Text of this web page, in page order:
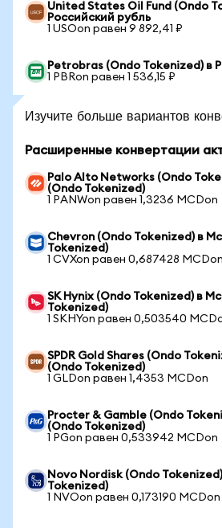
United States Oil Fund (Ondo
Российский рубль
1 USOon равен 9 892,41 ₽
Petrobras (Ondo Tokenized) в
1 PBRon равен 1 536,15 ₽
Изучите больше вариантов
Расширенные конвертации
Palo Alto Networks (Ondo
(Ondo Tokenized)
1 PANWon равен 1,3236 MCDon
Chevron (Ondo Tokenized) в
Tokenized)
1 CVXon равен 0,687428 MCDon
SK Hynix (Ondo Tokenized) в
Tokenized)
1 SKHYon равен 0,503540
SPDR Gold Shares (Ondo
(Ondo Tokenized)
1 GLDon равен 1,4353 MCDon
Procter & Gamble (Ondo
(Ondo Tokenized)
1 PGon равен 0,533942 MCDon
Novo Nordisk (Ondo
Tokenized)
1 NVOon равен 0,173190 MCDon